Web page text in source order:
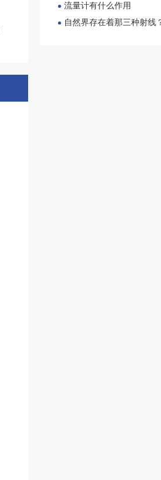
流量计有什么作用
自然界存在着那三种射线